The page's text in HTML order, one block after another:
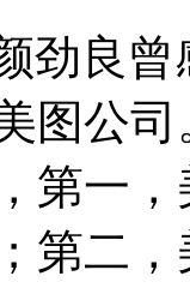
劲良
图公
第一
第二